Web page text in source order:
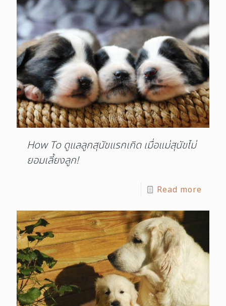
How To ดูแลลูกสุนัขแรกเกิด เมื่อแม่สุนัขไม่
ยอมเลี้ยงลูก!
Read more